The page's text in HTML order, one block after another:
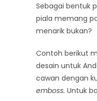
Sebagai bentuk
piala memang
menarik bukan?
Contoh berikut
desain untuk
cawan dengan
emboss. Untuk